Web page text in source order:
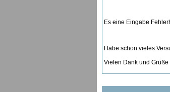
Es eine Eingabe
Habe schon vieles
Vielen Dank und Grüße